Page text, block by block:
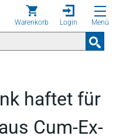
Warenkorb Login Menü
haftet für
Cum-Ex-